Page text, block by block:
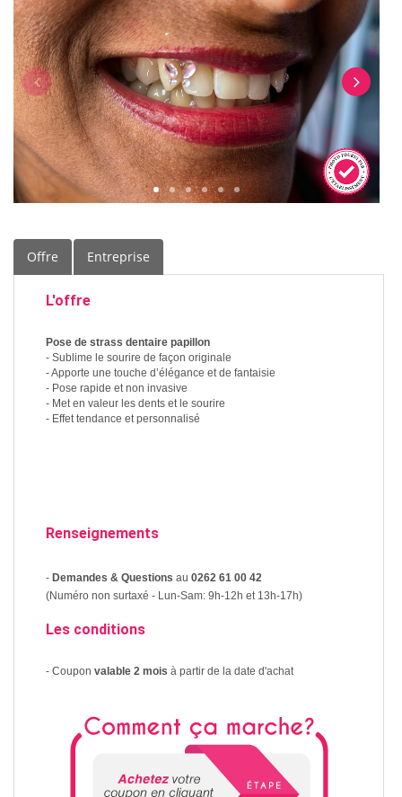
Offre Entreprise
L'offre
Pose de strass dentaire papillon
- Sublime le sourire de façon originale
- Apporte une touche d’élégance et de fantaisie
- Pose rapide et non invasive
- Met en valeur les dents et le sourire
- Effet tendance et personnalisé
Renseignements
- Demandes & Questions au 0262 61 00 42
(Numéro non surtaxé - Lun-Sam: 9h-12h et 13h-17h)
Les conditions
- Coupon valable 2 mois à partir de la date d'achat